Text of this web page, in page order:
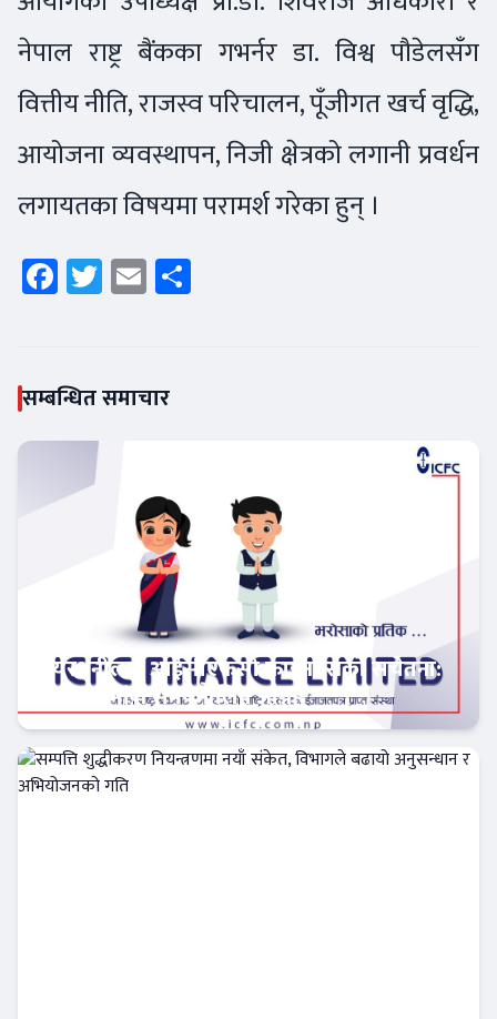
नेपाल राष्ट्र बैंकका गभर्नर डा. विश्व पौडेलसँग
वित्तीय नीति, राजस्व परिचालन, पूँजीगत खर्च वृद्धि,
आयोजना व्यवस्थापन, निजी क्षेत्रको लगानी प्रवर्धन
लगायतका विषयमा परामर्श गरेका हुन् ।
Facebook
Twitter
Email
सम्बन्धित समाचार
फिन–टेक
सेयरधनीलाई आईसीएफसी फाइनान्सको सचेतना:
बाँकी लाभांश समयमै लिन आग्रह